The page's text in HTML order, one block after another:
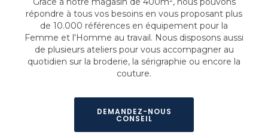
répondre à tous vos besoins en vous proposant plus
de 10.000 références en équipement pour la
Femme et l'Homme au travail. Nous disposons aussi
de plusieurs ateliers pour vous accompagner au
quotidien sur la broderie, la sérigraphie ou encore la
couture.
DEMANDEZ-NOUS
CONSEIL